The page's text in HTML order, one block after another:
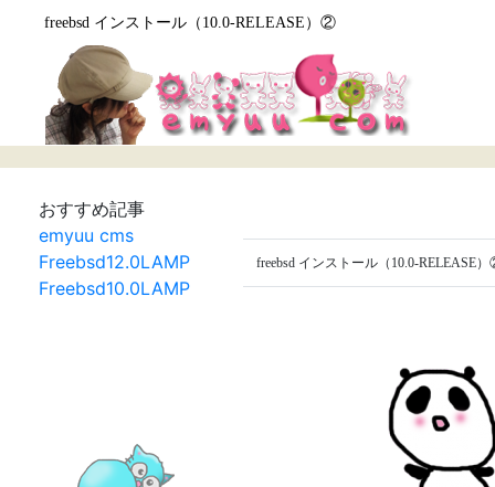
freebsd インストール（10.0-RELEASE）②
おすすめ記事
emyuu cms
Freebsd12.0LAMP
Freebsd10.0LAMP
freebsd インストール（10.0-RELEASE